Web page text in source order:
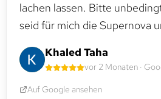
lachen lassen. Bitte
seid für mich die Supernova
Khaled Taha
vor 2 Monaten ·
Auf Google ansehen